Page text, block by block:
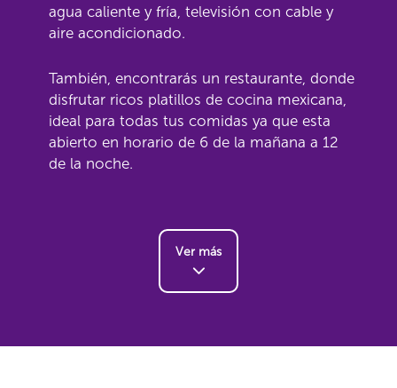
agua caliente y fría, televisión con cable y
aire acondicionado.
También, encontrarás un restaurante, donde
disfrutar ricos platillos de cocina mexicana,
ideal para todas tus comidas ya que esta
abierto en horario de 6 de la mañana a 12
de la noche.
Ver más